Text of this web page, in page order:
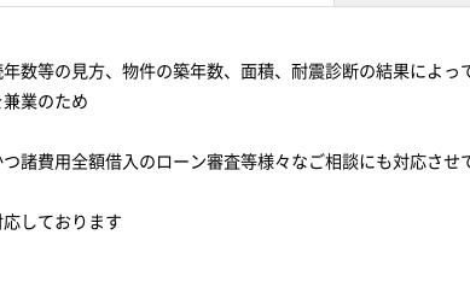
数等の見方、物件の築年数、面積、耐震診断の結果によっ
業のため
諸費用全額借入のローン審査等様々なご相談にも対応させ
しております